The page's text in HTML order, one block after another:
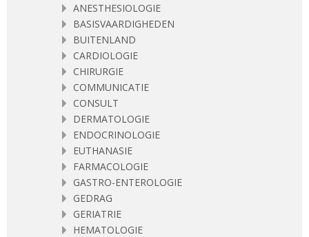
ANESTHESIOLOGIE
BASISVAARDIGHEDEN
BUITENLAND
CARDIOLOGIE
CHIRURGIE
COMMUNICATIE
CONSULT
DERMATOLOGIE
ENDOCRINOLOGIE
EUTHANASIE
FARMACOLOGIE
GASTRO-ENTEROLOGIE
GEDRAG
GERIATRIE
HEMATOLOGIE